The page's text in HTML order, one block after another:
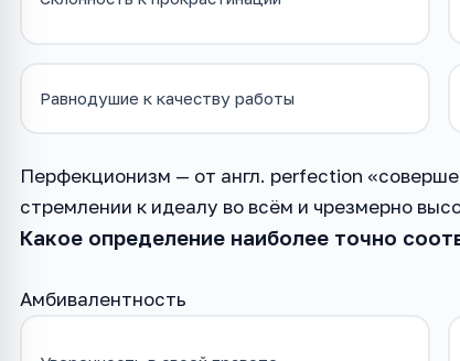
Равнодушие к качеству работы
Перфекционизм — от англ. perfection
стремлении к идеалу во всём и чрезмерно
Какое определение наиболее точно
Амбивалентность